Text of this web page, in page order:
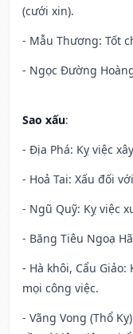
(cưới xin).
- Mẫu Thương: Tốt
- Ngọc Đường
Sao xấu:
- Địa Phá: Kỵ việc
- Hoả Tai: Xấu đối
- Ngũ Quỹ: Kỵ việc
- Băng Tiêu Ngoạ
- Hà khôi, Cẩu
mọi công việc.
- Vãng Vong (Thổ